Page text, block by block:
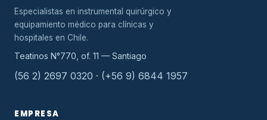
Especialistas en instrumental quirúrgico y
equipamiento médico para clínicas y
hospitales en Chile.
Teatinos N°770, of. 11 — Santiago
(56 2) 2697 0320 · (+56 9) 6844 1957
EMPRESA